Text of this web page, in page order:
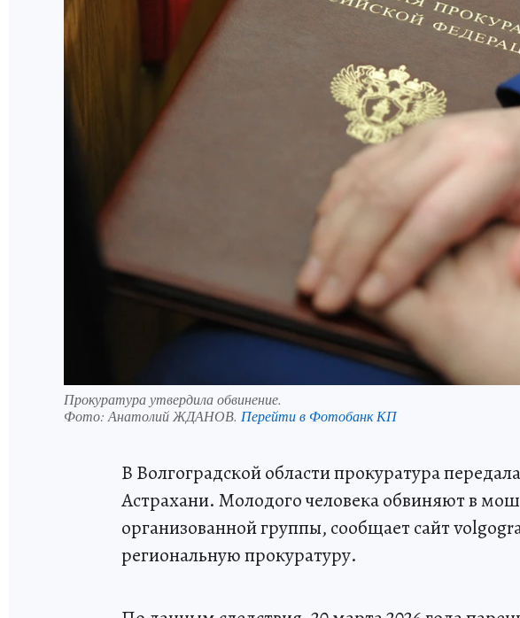
Прокуратура утвердила обвинение.
Фото: Анатолий ЖДАНОВ. Перейти в Фотобанк КП
В Волгоградской области прокуратура
Астрахани. Молодого человека обвиняют в
организованной группы, сообщает сайт
региональную прокуратуру.